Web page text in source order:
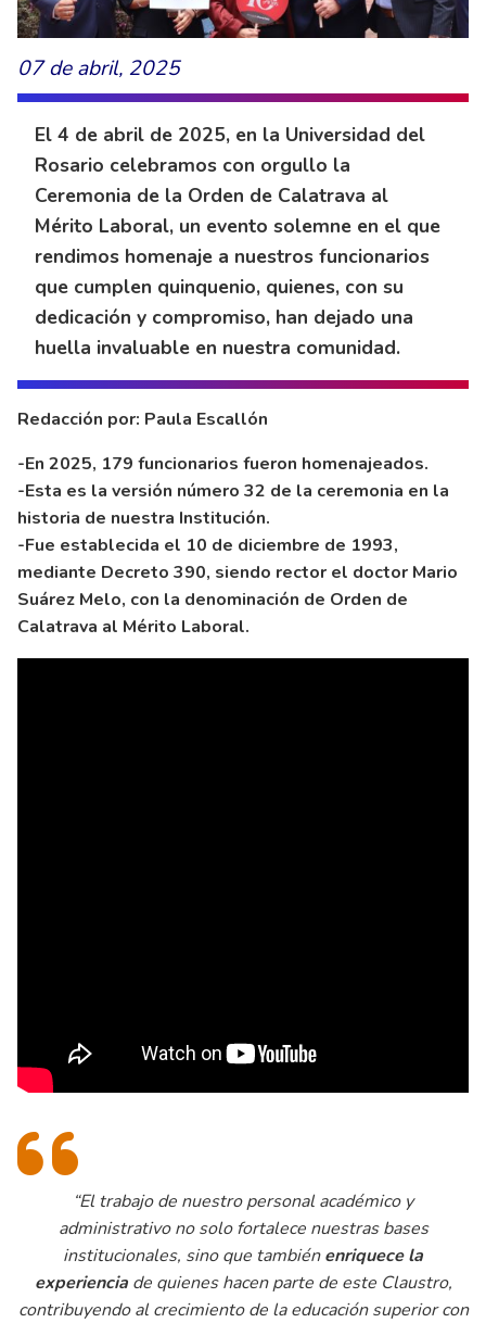
07 de abril, 2025
El 4 de abril de 2025, en la Universidad del
Rosario celebramos con orgullo la
Ceremonia de la Orden de Calatrava al
Mérito Laboral, un evento solemne en el que
rendimos homenaje a nuestros funcionarios
que cumplen quinquenio, quienes, con su
dedicación y compromiso, han dejado una
huella invaluable en nuestra comunidad.
Redacción por: Paula Escallón
-En 2025, 179 funcionarios fueron homenajeados.
-Esta es la versión número 32 de la ceremonia en la
historia de nuestra Institución.
-Fue establecida el 10 de diciembre de 1993,
mediante Decreto 390, siendo rector el doctor Mario
Suárez Melo, con la denominación de Orden de
Calatrava al Mérito Laboral.
“El trabajo de nuestro personal académico y
administrativo no solo fortalece nuestras bases
institucionales, sino que tambiénenriquece la
experienciade quienes hacen parte de este Claustro,
contribuyendo al crecimiento de la educación superior con